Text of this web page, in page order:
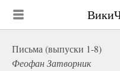
Письма (выпуски 1-8)
Феофан Затворник